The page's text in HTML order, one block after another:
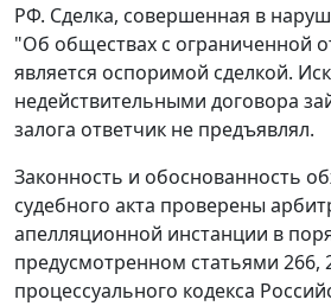
РФ. Сделка, совершенная в
"Об обществах с ограниченной
является оспоримой сделкой.
недействительными договора
залога ответчик не предъявлял.
Законность и обоснованность
судебного акта проверены
апелляционной инстанции в
предусмотренном статьями 266,
процессуального кодекса